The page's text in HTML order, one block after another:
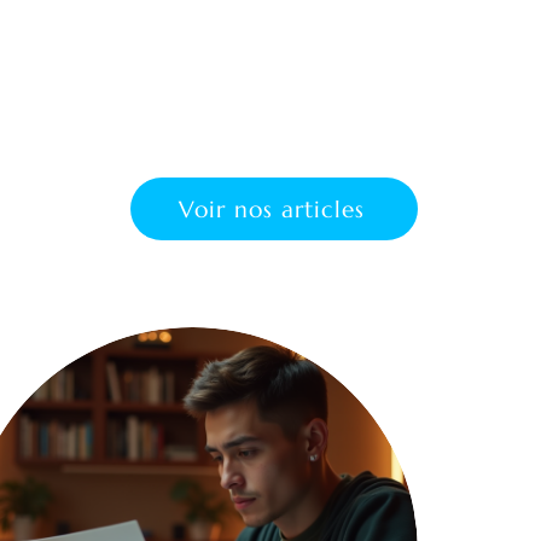
Voir nos articles